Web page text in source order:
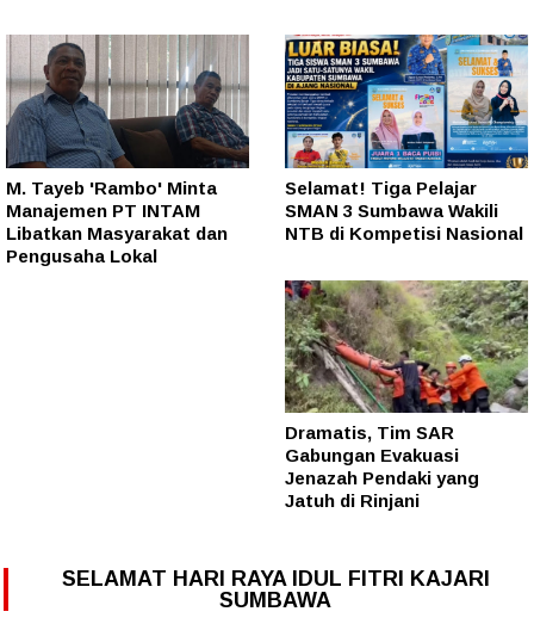
M. Tayeb 'Rambo' Minta
Manajemen PT INTAM
Libatkan Masyarakat dan
Pengusaha Lokal
Selamat! Tiga Pelajar
SMAN 3 Sumbawa Wakili
NTB di Kompetisi Nasional
Dramatis, Tim SAR
Gabungan Evakuasi
Jenazah Pendaki yang
Jatuh di Rinjani
SELAMAT HARI RAYA IDUL FITRI KAJARI
SUMBAWA